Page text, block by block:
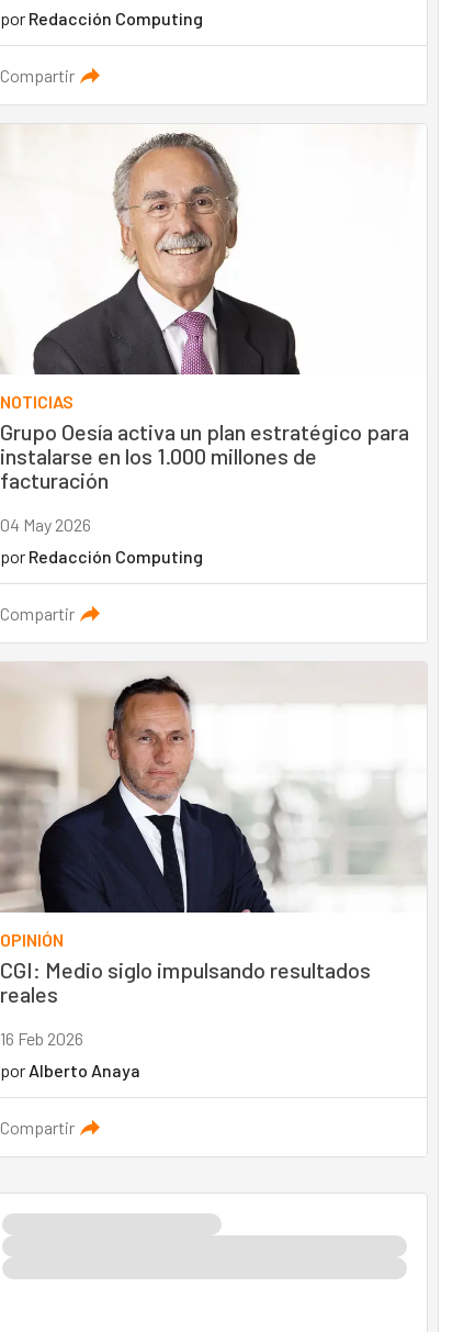
por Redacción Computing
Compartir
NOTICIAS
Grupo Oesía activa un plan estratégico para
instalarse en los 1.000 millones de
facturación
04 May 2026
por Redacción Computing
Compartir
OPINIÓN
CGI: Medio siglo impulsando resultados
reales
16 Feb 2026
por Alberto Anaya
Compartir